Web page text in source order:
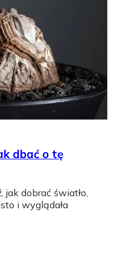
dbać o tę
jak dobrać światło,
i wyglądała